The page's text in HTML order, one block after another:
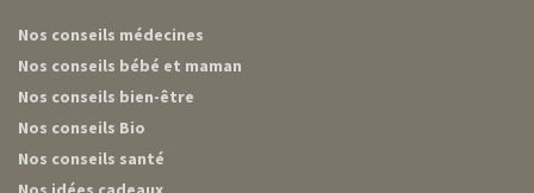
Nos conseils médecines
Nos conseils bébé et maman
Nos conseils bien-être
Nos conseils Bio
Nos conseils santé